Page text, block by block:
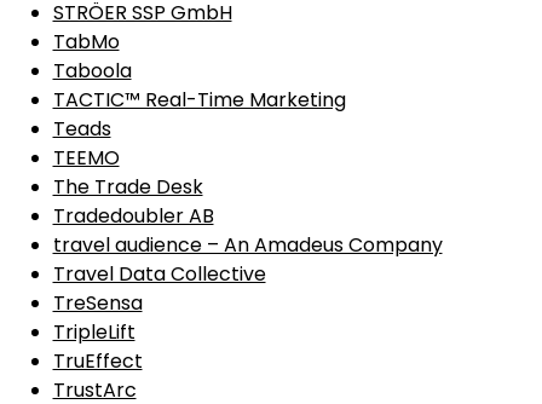
STRÖER SSP GmbH
TabMo
Taboola
TACTIC™ Real-Time Marketing
Teads
TEEMO
The Trade Desk
Tradedoubler AB
travel audience – An Amadeus Company
Travel Data Collective
TreSensa
TripleLift
TruEffect
TrustArc